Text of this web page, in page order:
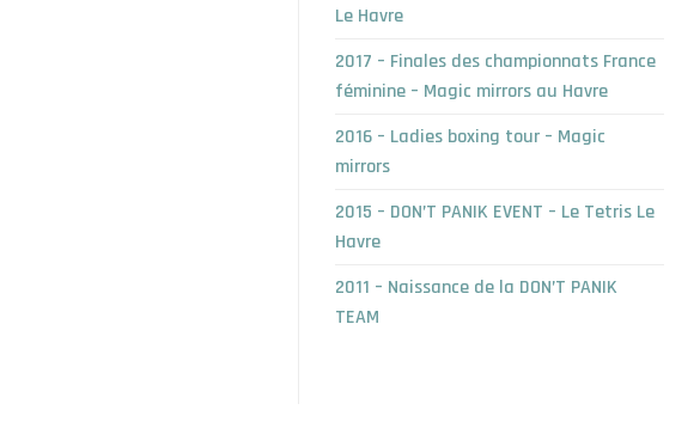
Le Havre
2017 – Finales des championnats France
féminine – Magic mirrors au Havre
2016 – Ladies boxing tour – Magic
mirrors
2015 – DON’T PANIK EVENT – Le Tetris Le
Havre
2011 – Naissance de la DON’T PANIK
TEAM